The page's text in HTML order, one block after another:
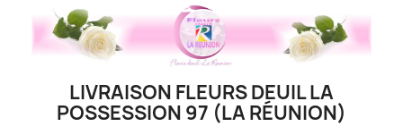
LIVRAISON FLEURS DEUIL LA
POSSESSION 97 (LA RÉUNION)